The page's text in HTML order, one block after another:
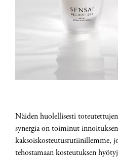
Näiden huolellisesti
synergia on toiminut
kaksoiskosteutusrutiinillemme,
tehostamaan kosteutuksen